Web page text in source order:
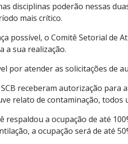
disciplinas poderão nessas
mais crítico.
possível, o Comitê Setorial de
a sua realização.
por atender as solicitações de
receberam autorização
relato de contaminação, todos
a ocupação de até
a ocupação será de até